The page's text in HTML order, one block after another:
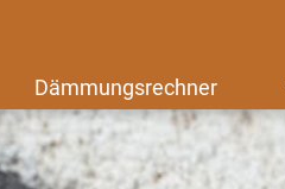
Dämmungsrechner